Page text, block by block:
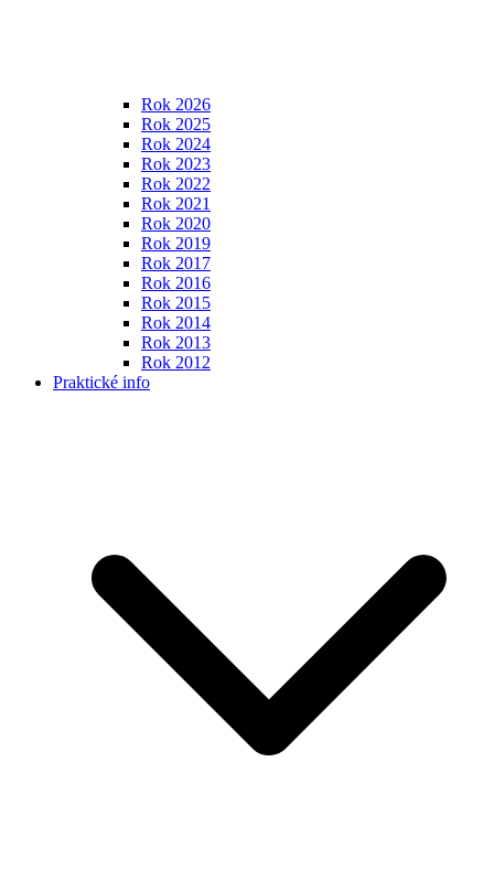
Rok 2026
Rok 2025
Rok 2024
Rok 2023
Rok 2022
Rok 2021
Rok 2020
Rok 2019
Rok 2017
Rok 2016
Rok 2015
Rok 2014
Rok 2013
Rok 2012
Praktické info